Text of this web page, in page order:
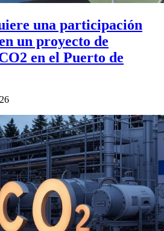
una participación
un proyecto de
en el Puerto de